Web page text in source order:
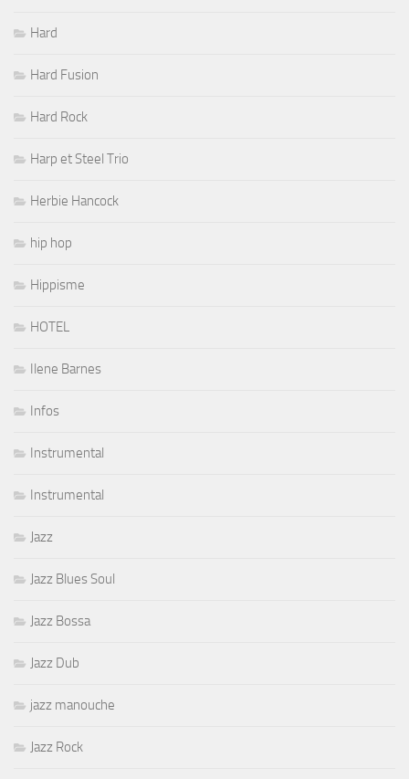
Hard
Hard Fusion
Hard Rock
Harp et Steel Trio
Herbie Hancock
hip hop
Hippisme
HOTEL
Ilene Barnes
Infos
Instrumental
Instrumental
Jazz
Jazz Blues Soul
Jazz Bossa
Jazz Dub
jazz manouche
Jazz Rock